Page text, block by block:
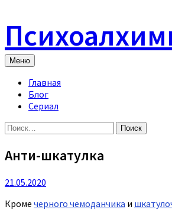
content
Меню
Главная
Блог
Сериал
Найти:
Анти-шкатулка
21.05.2020
Кроме черного чемоданчика и